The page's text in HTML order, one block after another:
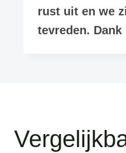
rust uit en we
tevreden. Dank